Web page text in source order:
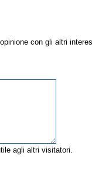
con gli altri
agli altri visitatori.